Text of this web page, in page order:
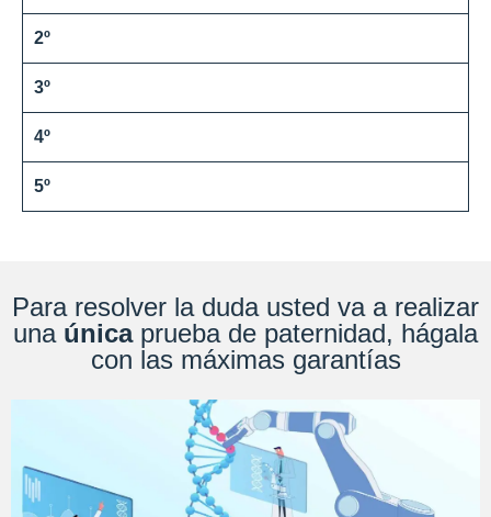
2º
3º
4º
5º
Para resolver la duda usted va a realizar
una únicaprueba de paternidad, hágala
con las máximas garantías